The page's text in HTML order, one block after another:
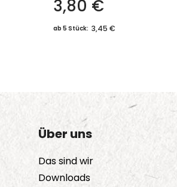
3,80 €
ab 5 Stück: 3,45 €
Über uns
Das sind wir
Downloads